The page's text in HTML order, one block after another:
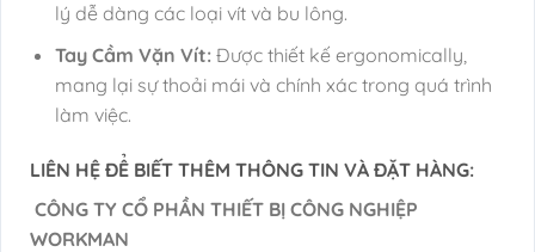
lý dễ dàng các loại vít và bu lông.
Tay Cầm Vặn Vít:Được thiết kế ergonomically,
mang lại sự thoải mái và chính xác trong quá trình
làm việc.
LIÊN HỆ ĐỂ BIẾT THÊM THÔNG TIN VÀ ĐẶT HÀNG:
CÔNG TY CỔ PHẦN THIẾT BỊ CÔNG NGHIỆP
WORKMAN